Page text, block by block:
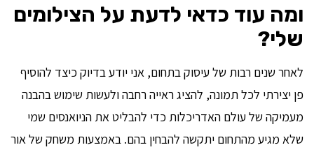
ומה עוד כדאי לדעת על הצילומים
שלי?
לאחר שנים רבות של עיסוק בתחום, אני יודע בדיוק כיצד להוסיף
פן יצירתי לכל תמונה, להציג ראייה רחבה ולעשות שימוש בהבנה
מעמיקה של עולם האדריכלות כדי להבליט את הניואנסים שמי
שלא מגיע מהתחום יתקשה להבחין בהם. באמצעות משחק של אור